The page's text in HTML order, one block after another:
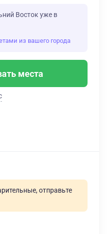
Восток уже в
из вашего города
места
отправьте